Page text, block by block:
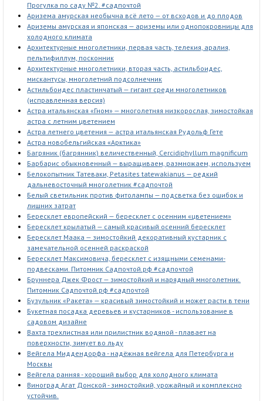
Прогулка по саду №2. #садпочтой
Аризема амурская необычна всё лето — от всходов и до плодов
Ариземы амурская и японская — ариземы или однопокровницы для
холодного климата
Архитектурные многолетники, первая часть, телекия, аралия,
пельтифиллум, посконник
Архитектурные многолетники, вторая часть, астильбоидес,
мискантусы, многолетний подсолнечник
Астильбоидес пластинчатый — гигант среди многолетников
(исправленная версия)
Астра итальянская «Гном» — многолетняя низкорослая, зимостойкая
астра с летним цветением
Астра летнего цветения — астра итальянская Рудольф Гете
Астра новобельгийская «Арктика»
Багряник (багрянник) величественный, Cercidiphyllum magnificum
Барбарис обыкновенный — выращиваем, размножаем, используем
Белокопытник Татеваки, Petasites tatewakianus — редкий
дальневосточный многолетник #садпочтой
Белый светильник против фитолампы — подсветка без ошибок и
лишних затрат
Бересклет европейский — бересклет с осенним «цветением»
Бересклет крылатый — самый красивый осенний бересклет
Бересклет Маака — зимостойкий декоративный кустарник с
замечательной осенней раскраской
Бересклет Максимовича, бересклет с изящными семенами-
подвесками. Питомник Садпочтой.рф #садпочтой
Бруннера Джек Фрост — зимостойкий и нарядный многолетник.
Питомник Садпочтой.рф #садпочтой
Бузульник «Ракета» — красивый зимостойкий и может расти в тени
Букетная посадка деревьев и кустарников - использование в
садовом дизайне
Вахта трехлистная или nрилистник водяной - плавает на
поверхности, зимует во льду
Вейгела Миддендорфа - надёжная вейгела для Петербурга и
Москвы
Вейгела ранняя - хороший выбор для холодного климата
Виноград Агат Донской - зимостойкий, урожайный и комплексно
устойчив.